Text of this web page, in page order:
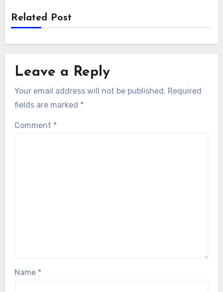
Related Post
Leave a Reply
Your email address will not be published. Required
fields are marked *
Comment *
Name *